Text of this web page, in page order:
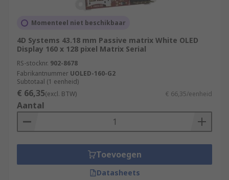
Momenteel niet beschikbaar
4D Systems 43.18 mm Passive matrix White OLED
Display 160 x 128 pixel Matrix Serial
RS-stocknr. 902-8678
Fabrikantnummer UOLED-160-G2
Subtotaal (1 eenheid)
€ 66,35(excl. BTW) € 66,35/eenheid
Aantal
Toevoegen
Datasheets